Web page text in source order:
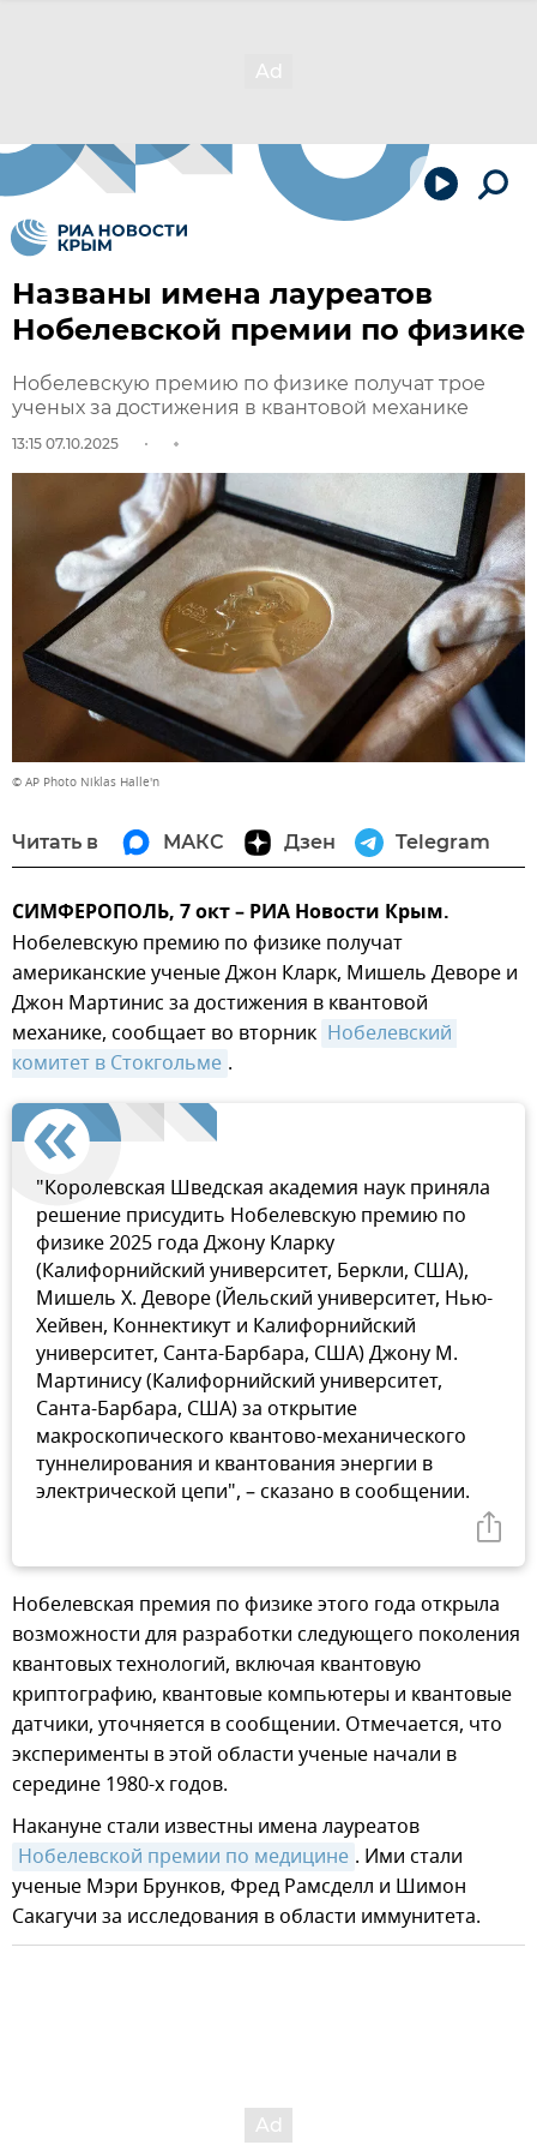
Названы имена лауреатов
Нобелевской премии по физике
Нобелевскую премию по физике получат трое
ученых за достижения в квантовой механике
13:15 07.10.2025
© AP Photo Niklas Halle'n
Читать в МАКС Дзен Telegram
СИМФЕРОПОЛЬ, 7 окт – РИА Новости Крым.
Нобелевскую премию по физике получат
американские ученые Джон Кларк, Мишель Деворе и
Джон Мартинис за достижения в квантовой
механике, сообщает во вторник Нобелевский
комитет в Стокгольме .
"Королевская Шведская академия наук приняла
решение присудить Нобелевскую премию по
физике 2025 года Джону Кларку
(Калифорнийский университет, Беркли, США),
Мишель Х. Деворе (Йельский университет, Нью-
Хейвен, Коннектикут и Калифорнийский
университет, Санта-Барбара, США) Джону М.
Мартинису (Калифорнийский университет,
Санта-Барбара, США) за открытие
макроскопического квантово-механического
туннелирования и квантования энергии в
электрической цепи", – сказано в сообщении.
Нобелевская премия по физике этого года открыла
возможности для разработки следующего поколения
квантовых технологий, включая квантовую
криптографию, квантовые компьютеры и квантовые
датчики, уточняется в сообщении. Отмечается, что
эксперименты в этой области ученые начали в
середине 1980-х годов.
Накануне стали известны имена лауреатов
Нобелевской премии по медицине . Ими стали
ученые Мэри Брунков, Фред Рамсделл и Шимон
Сакагучи за исследования в области иммунитета.